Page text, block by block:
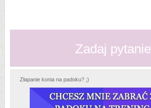
Zadaj pytanie
Złapanie konia na padoku? ;)